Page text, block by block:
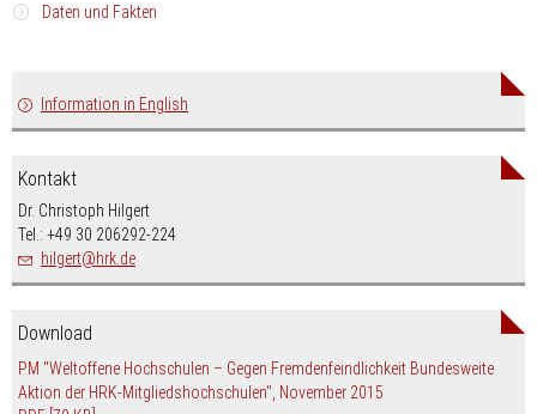
Daten und Fakten
ausländische Studierende (Studierende mit einer anderen als der
deutschen Staatsangehörigkeit) eingeschrieben. Das sind rund 15,7
sind 367.000 internationale Studierende (Bildungsausländer)[1].
Deutschland ist somit eines der beliebtesten Gastländer für
international mobile Studierende. Gleichermaßen sind auch heimische
Studierende mobil: Rund 119.000 deutsche Studierende verbringen
einen Teil ihres Studiums an einer Hochschule im Ausland[2].
deutschen Hochschulen und außeruniversitären
Forschungseinrichtungen beschäftigten internationalen
Wissenschaftlerinnen und Wissenschaftler bei 70.000 Personen.
Dabei sind 7.600 Wissenschaftlerinnen und Wissenschaftler im
Information in English
Kontakt
Dr. Christoph Hilgert
Tel.: +49 30 206292-224
hilgert
nospam-
hrk.de
Download
PM "Weltoffene Hochschulen – Gegen Fremdenfeindlichkeit Bundesweite
Aktion der HRK-Mitgliedshochschulen", November 2015